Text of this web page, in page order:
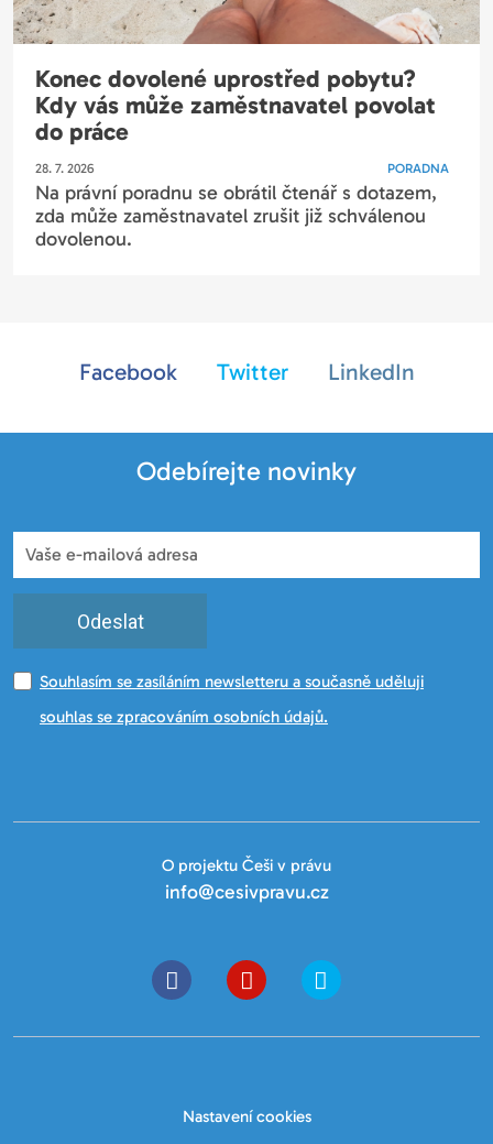
Konec dovolené uprostřed pobytu?
Kdy vás může zaměstnavatel povolat
do práce
28. 7. 2026 PORADNA
Na právní poradnu se obrátil čtenář s dotazem,
zda může zaměstnavatel zrušit již schválenou
dovolenou.
Facebook Twitter LinkedIn
Odebírejte novinky
Odeslat
Souhlasím se zasíláním newsletteru a současně uděluji
souhlas se zpracováním osobních údajů.
O projektu Češi v právu
info@cesivpravu.cz
Nastavení cookies